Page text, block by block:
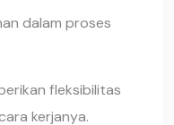
dalam proses
fleksibilitas
kerjanya.